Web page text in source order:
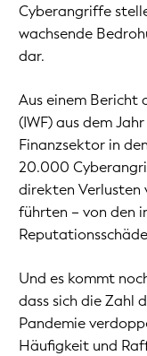
Cyberangriffe
wachsende
dar.
Aus einem Bericht
(IWF) aus dem
Finanzsektor in
20.000
direkten Verlusten
führten – von den
Und es kommt
dass sich die Zahl
Pandemie
Häufigkeit und